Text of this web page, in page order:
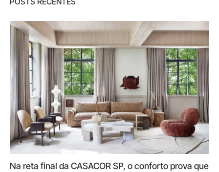
Na reta final da CASACOR SP, o conforto prova que